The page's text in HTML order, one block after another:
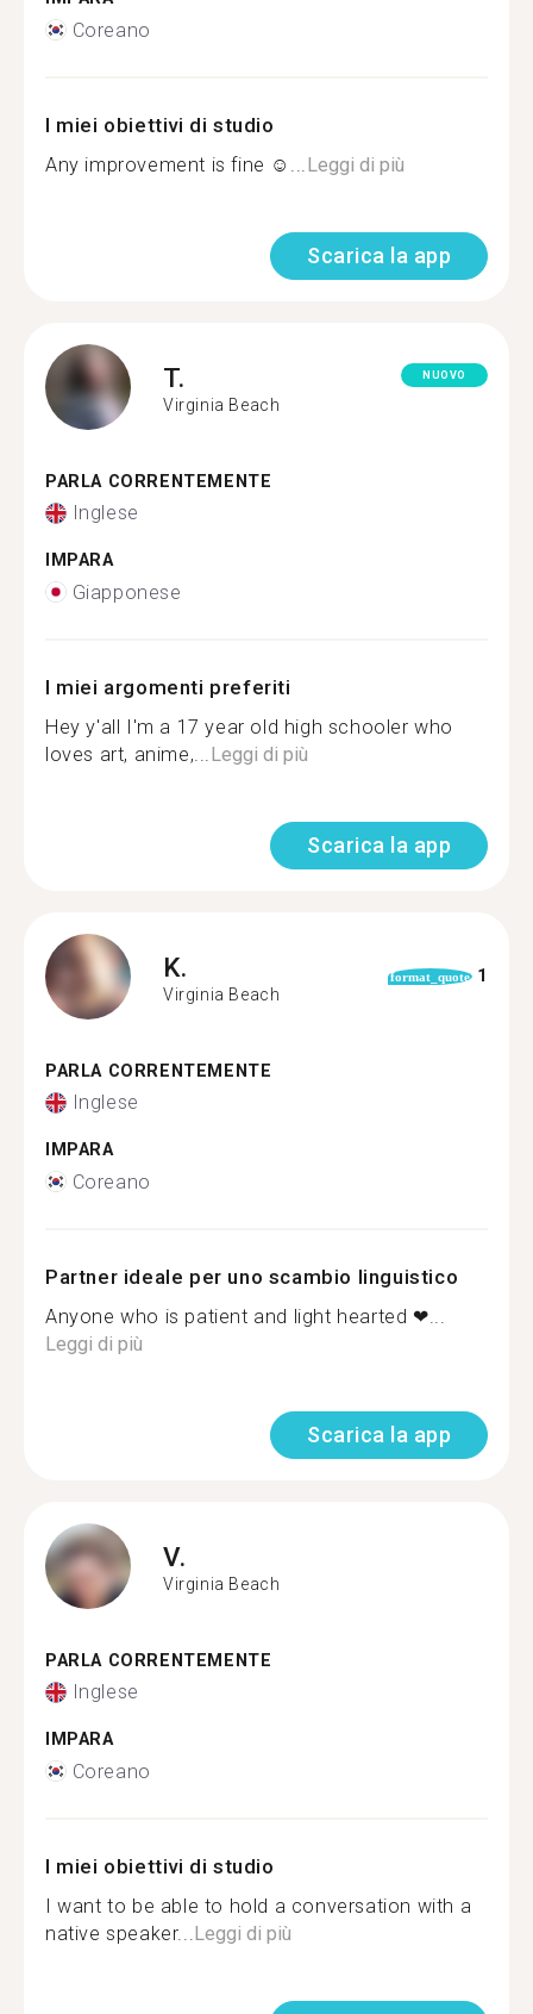
Coreano
I miei obiettivi di studio
Any improvement is fine ☺... Leggi di più
Scarica la app
T.
Virginia Beach
NUOVO
PARLA CORRENTEMENTE
Inglese
IMPARA
Giapponese
I miei argomenti preferiti
Hey y'all I'm a 17 year old high schooler who
loves art, anime,... Leggi di più
Scarica la app
K.
Virginia Beach
format_quote 1
PARLA CORRENTEMENTE
Inglese
IMPARA
Coreano
Partner ideale per uno scambio linguistico
Anyone who is patient and light hearted ❤...
Leggi di più
Scarica la app
V.
Virginia Beach
PARLA CORRENTEMENTE
Inglese
IMPARA
Coreano
I miei obiettivi di studio
I want to be able to hold a conversation with a
native speaker... Leggi di più